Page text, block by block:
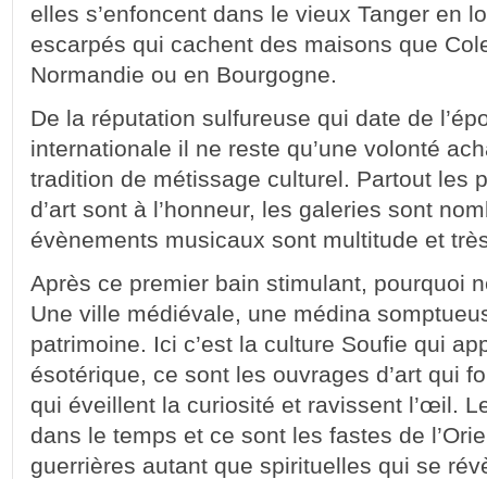
elles s’enfoncent dans le vieux Tanger en
escarpés qui cachent des maisons que
Normandie ou en Bourgogne.
De la réputation sulfureuse qui date de
internationale il ne reste qu’une volonté
tradition de métissage culturel. Partout les
d’art sont à l’honneur, les galeries sont
évènements musicaux sont multitude et
Après ce premier bain stimulant, pourquoi
Une ville médiévale, une médina
patrimoine. Ici c’est la culture Soufie qui
ésotérique, ce sont les ouvrages d’art qui
qui éveillent la curiosité et ravissent l’œil.
dans le temps et ce sont les fastes de
guerrières autant que spirituelles qui se